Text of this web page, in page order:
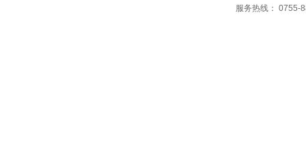
服务热线： 0755-